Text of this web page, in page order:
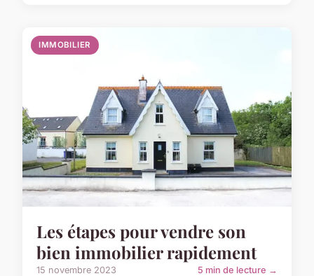
IMMOBILIER
Les étapes pour vendre son
bien immobilier rapidement
15 novembre 2023 5 min de lecture →